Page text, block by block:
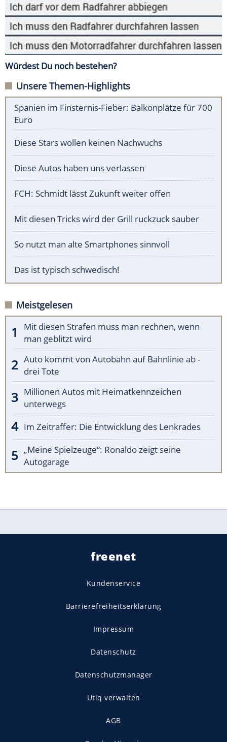
Würdest Du noch bestehen?
Unsere Themen-Highlights
Spanien im Finsternis-Fieber: Balkonplätze für 700
Euro
Diese Stars wollen keinen Nachwuchs
Diese Autos haben uns verlassen
FCH: Schmidt lässt Zukunft weiter offen
Mit diesen Tricks wird der Grill ruckzuck sauber
So nutzt man alte Smartphones sinnvoll
Das ist typisch schwedisch!
Meistgelesen
Mit diesen Strafen muss man rechnen, wenn
man geblitzt wird
Auto kommt von Autobahn auf Bahnlinie ab -
drei Tote
Millionen Autos mit Heimatkennzeichen
unterwegs
Im Zeitraffer: Die Entwicklung des Lenkrades
„Meine Spielzeuge“: Ronaldo zeigt seine
Autogarage
freenet
Kundenservice
Barrierefreiheitserklärung
Impressum
Datenschutz
Datenschutzmanager
Utiq verwalten
AGB